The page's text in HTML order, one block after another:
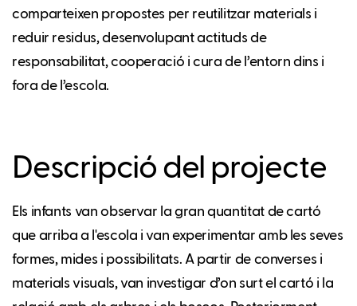
comparteixen propostes per reutilitzar materials i
reduir residus, desenvolupant actituds de
responsabilitat, cooperació i cura de l’entorn dins i
fora de l’escola.
Descripció del projecte
Els infants van observar la gran quantitat de cartó
que arriba a l'escola i van experimentar amb les seves
formes, mides i possibilitats. A partir de converses i
materials visuals, van investigar d’on surt el cartó i la